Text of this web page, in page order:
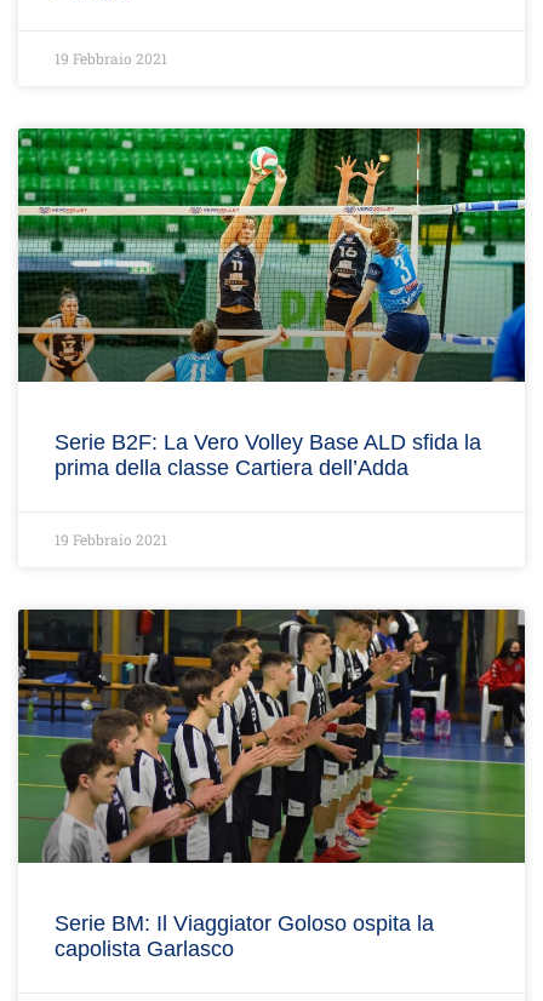
19 Febbraio 2021
Serie B2F: La Vero Volley Base ALD sfida la
prima della classe Cartiera dell’Adda
19 Febbraio 2021
Serie BM: Il Viaggiator Goloso ospita la
capolista Garlasco